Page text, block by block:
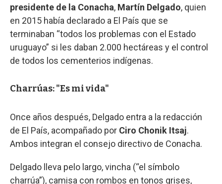
presidente de la Conacha, Martín Delgado, quien
en 2015 había declarado a El País que se
terminaban “todos los problemas con el Estado
uruguayo” si les daban 2.000 hectáreas y el control
de todos los cementerios indígenas.
Charrúas: "Es mi vida"
Once años después, Delgado entra a la redacción
de El País, acompañado por Ciro Chonik Itsaj.
Ambos integran el consejo directivo de Conacha.
Delgado lleva pelo largo, vincha (“el símbolo
charrúa”), camisa con rombos en tonos grises,